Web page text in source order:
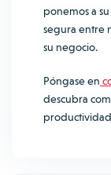
ponemos a
segura entre
su negocio.
Póngase en
descubra